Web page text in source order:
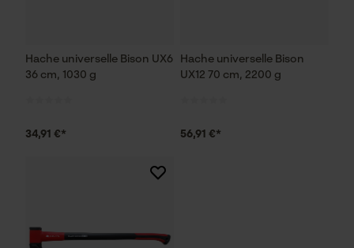
Hache universelle Bison UX6
36 cm, 1030 g
34,91 €*
Hache universelle Bison
UX12 70 cm, 2200 g
56,91 €*